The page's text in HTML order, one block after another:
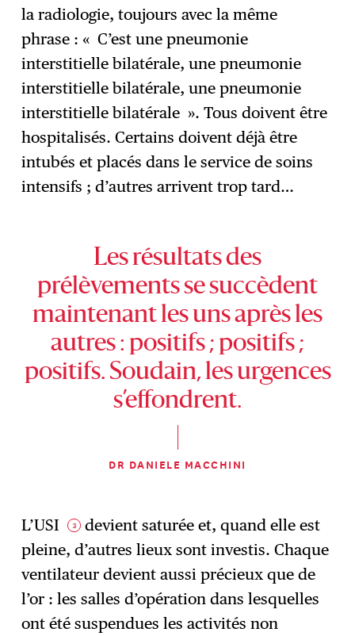
la radiologie, toujours avec la même
phrase : « C’est une pneumonie
interstitielle bilatérale, une pneumonie
interstitielle bilatérale, une pneumonie
interstitielle bilatérale ». Tous doivent être
hospitalisés. Certains doivent déjà être
intubés et placés dans le service de soins
intensifs ; d’autres arrivent trop tard…
Les résultats des
prélèvements se succèdent
maintenant les uns après les
autres : positifs ; positifs ;
positifs. Soudain, les urgences
s’effondrent.
DR DANIELE MACCHINI
L’USI 3
devient saturée et, quand elle est
pleine, d’autres lieux sont investis. Chaque
ventilateur devient aussi précieux que de
l’or : les salles d’opération dans lesquelles
ont été suspendues les activités non